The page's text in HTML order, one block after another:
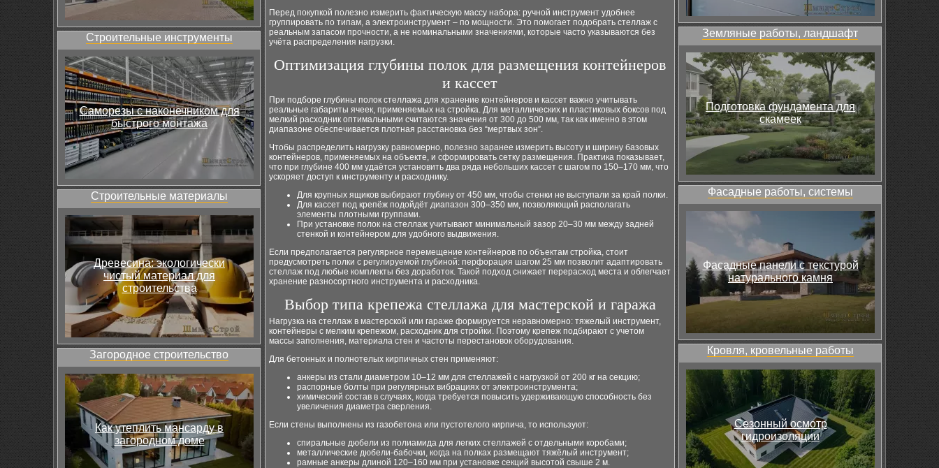
Строительные инструменты
Саморезы с наконечником для
быстрого монтажа
Строительные материалы
Древесина: экологически
чистый материал для
строительства
Загородное строительство
Как утеплить мансарду в
загородном доме
Перед покупкой полезно измерить фактическую массу набора: ручной инструмент удобнее
группировать по типам, а электроинструмент – по мощности. Это помогает подобрать стеллаж с
реальным запасом прочности, а не номинальными значениями, которые часто указываются без
учёта распределения нагрузки.
Оптимизация глубины полок для размещения контейнеров
и кассет
При подборе глубины полок стеллажа для хранение контейнеров и кассет важно учитывать
реальные габариты ячеек, применяемых на стройка. Для металлических и пластиковых боксов под
мелкий расходник оптимальными считаются значения от 300 до 500 мм, так как именно в этом
диапазоне обеспечивается плотная расстановка без “мертвых зон”.
Чтобы распределить нагрузку равномерно, полезно заранее измерить высоту и ширину базовых
контейнеров, применяемых на объекте, и сформировать сетку размещения. Практика показывает,
что при глубине 400 мм удаётся установить два ряда небольших кассет с шагом по 150–170 мм, что
ускоряет доступ к инструменту и расходнику.
Для крупных ящиков выбирают глубину от 450 мм, чтобы стенки не выступали за край полки.
Для кассет под крепёж подойдёт диапазон 300–350 мм, позволяющий располагать
элементы плотными группами.
При установке полок на стеллаж учитывают минимальный зазор 20–30 мм между задней
стенкой и контейнером для удобного выдвижения.
Если предполагается регулярное перемещение контейнеров по объектам стройка, стоит
предусмотреть полки с регулируемой глубиной: перфорация шагом 25 мм позволит адаптировать
стеллаж под любые комплекты без доработок. Такой подход снижает перерасход места и облегчает
хранение разносортного инструмента и расходника.
Выбор типа крепежа стеллажа для мастерской и гаража
Нагрузка на стеллаж в мастерской или гараже формируется неравномерно: тяжелый инструмент,
контейнеры с мелким крепежом, расходник для стройки. Поэтому крепеж подбирают с учетом
массы заполнения, материала стен и частоты перестановок оборудования.
Для бетонных и полнотелых кирпичных стен применяют:
анкеры из стали диаметром 10–12 мм для стеллажей с нагрузкой от 200 кг на секцию;
распорные болты при регулярных вибрациях от электроинструмента;
химический состав в случаях, когда требуется повысить удерживающую способность без
увеличения диаметра сверления.
Если стены выполнены из газобетона или пустотелого кирпича, то используют:
спиральные дюбели из полиамида для легких стеллажей с отдельными коробами;
металлические дюбели-бабочки, когда на полках размещают тяжёлый инструмент;
рамные анкеры длиной 120–160 мм при установке секций высотой свыше 2 м.
Земляные работы, ландшафт
Подготовка фундамента для
скамеек
Фасадные работы, системы
Фасадные панели с текстурой
натурального камня
Кровля, кровельные работы
Сезонный осмотр
гидроизоляции